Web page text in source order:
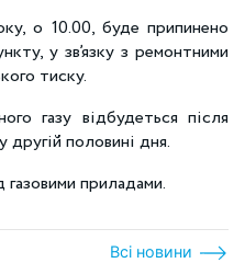
о 10.00, буде припинено
у зв’язку з ремонтними
тиску.
газу відбудеться після
половині дня.
приладами.
Всі новини